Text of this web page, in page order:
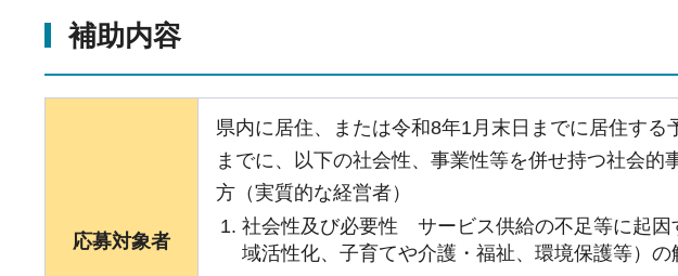
補助内容
応募対象者
県内に居住、または令和8年1月末日までに居住す
までに、以下の社会性、事業性等を併せ持つ社会
方（実質的な経営者）
社会性及び必要性 サービス供給の不足等に起因
域活性化、子育てや介護・福祉、環境保護等）の